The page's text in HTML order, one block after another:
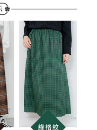
冊。若發現惡意使用之情形，
用額度並採取法律行動。
費